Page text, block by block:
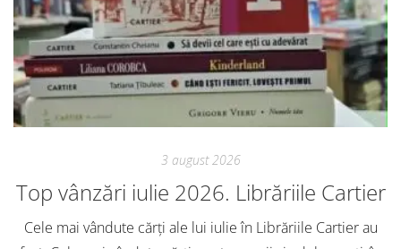
3 august 2026
Top vânzări iulie 2026. Librăriile Cartier
Cele mai vândute cărți ale lui iulie în Librăriile Cartier au